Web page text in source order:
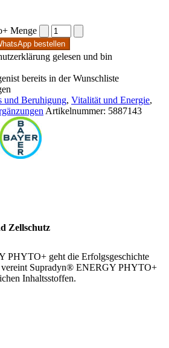
Menge
bestellen
gelesen und bin
ist bereits in der Wunschliste
und Beruhigung, Vitalität und Energie,
Artikelnummer: 5887143
Zellschutz
PHYTO+ geht die Erfolgsgeschichte
vereint Supradyn® ENERGY PHYTO+
Inhaltsstoffen.